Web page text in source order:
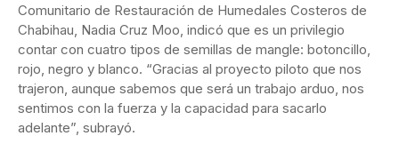
Comunitario de Restauración de Humedales Costeros de
Chabihau, Nadia Cruz Moo, indicó que es un privilegio
contar con cuatro tipos de semillas de mangle: botoncillo,
rojo, negro y blanco. “Gracias al proyecto piloto que nos
trajeron, aunque sabemos que será un trabajo arduo, nos
sentimos con la fuerza y la capacidad para sacarlo
adelante”, subrayó.